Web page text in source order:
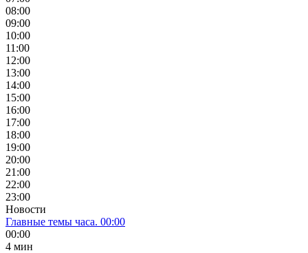
08:00
09:00
10:00
11:00
12:00
13:00
14:00
15:00
16:00
17:00
18:00
19:00
20:00
21:00
22:00
23:00
Новости
Главные темы часа. 00:00
00:00
4 мин